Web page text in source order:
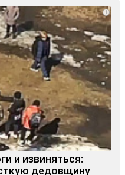
i
и извиняться:
дедовщину